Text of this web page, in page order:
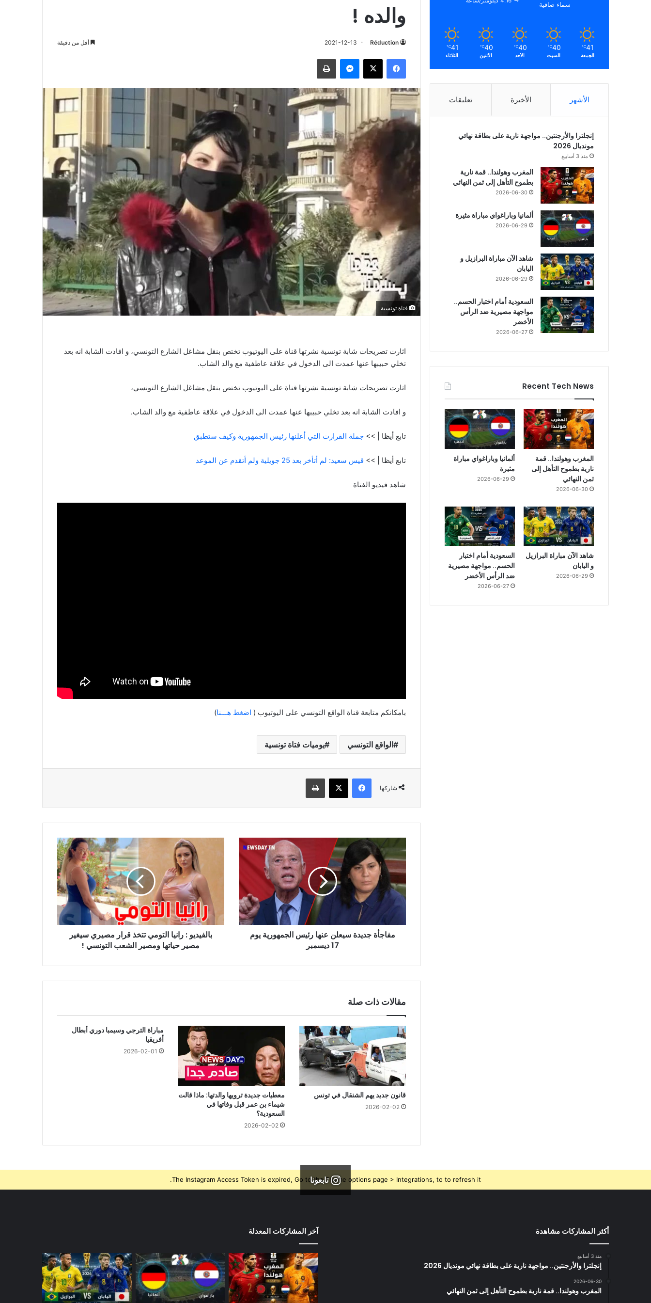
والده !
Réduction
2021-12-13 أقل من دقيقة
فيسبوك ‫X ماسنجر طباعة
فتاة تونسية
اثارت تصريحات شابة تونسية نشرتها قناة على اليوتيوب تختص بنقل مشاغل الشارع التونسي، و افادت الشابة انه بعد
تخلي حبيبها عنها عمدت الى الدخول في علاقة عاطفية مع والد الشاب.
اثارت تصريحات شابة تونسية نشرتها قناة على اليوتيوب تختص بنقل مشاغل الشارع التونسي،
و افادت الشابة انه بعد تخلي حبيبها عنها عمدت الى الدخول في علاقة عاطفية مع والد الشاب.
تابع أيظا | >> جملة القرارت التي أعلنها رئيس الجمهورية وكيف ستطبق
تابع أيظا | >> قيس سعيد: لم أتأخر بعد 25 جويلية ولم أتقدم عن الموعد
شاهد فيديو الفتاة
بامكانكم متابعة قناة الواقع التونسي على اليوتيوب ( اضغط هـــنا)
الواقع التونسي يوميات فتاة تونسية
شاركها
فيسبوك ‫X طباعة
جديدة
سيعلن
عنها
رئيس
الجمهورية
ديسمبر
مفاجأة جديدة سيعلن عنها رئيس الجمهورية يوم
17 ديسمبر
مصيري
سيغير
مصير
حياتها
التونسي
بالفيديو : رانيا التومي تتخذ قرار مصيري سيغير
مصير حياتها ومصير الشعب التونسي !
مقالات ذات صلة
قانون جديد يهم الشنقال في تونس
2026-02-02
معطيات جديدة ترويها والدتها: ماذا قالت
شيماء بن عمر قبل وفاتها في
السعودية؟
2026-02-02
مباراة الترجي وسيمبا دوري أبطال
أفريقيا
2026-02-01
سماء صافية
41
℃
الجمعة
40
℃
السبت
40
℃
الأحد
40
℃
الأثنين
41
℃
الثلاثاء
الأشهر الأخيرة تعليقات
إنجلترا والأرجنتين.. مواجهة نارية على بطاقة نهائي
مونديال 2026
منذ 3 أسابيع
المغرب وهولندا.. قمة نارية
بطموح التأهل إلى ثمن النهائي
2026-06-30
ألمانيا وباراغواي مباراة مثيرة
2026-06-29
شاهد الآن مباراة البرازيل و
اليابان
2026-06-29
السعودية أمام اختبار الحسم..
مواجهة مصيرية ضد الرأس
الأخضر
2026-06-27
Recent Tech News
المغرب وهولندا.. قمة
نارية بطموح التأهل إلى
ثمن النهائي
2026-06-30
ألمانيا وباراغواي مباراة
مثيرة
2026-06-29
شاهد الآن مباراة البرازيل
و اليابان
2026-06-29
السعودية أمام اختبار
الحسم.. مواجهة مصيرية
ضد الرأس الأخضر
2026-06-27
تابعونا
The Instagram Access Token is expired, Go to the Theme options page > Integrations, to to refresh it.
أكثر المشاركات مشاهدة
منذ 3 أسابيع
إنجلترا والأرجنتين.. مواجهة نارية على بطاقة نهائي مونديال 2026
2026-06-30
المغرب وهولندا.. قمة نارية بطموح التأهل إلى ثمن النهائي
آخر المشاركات المعدلة